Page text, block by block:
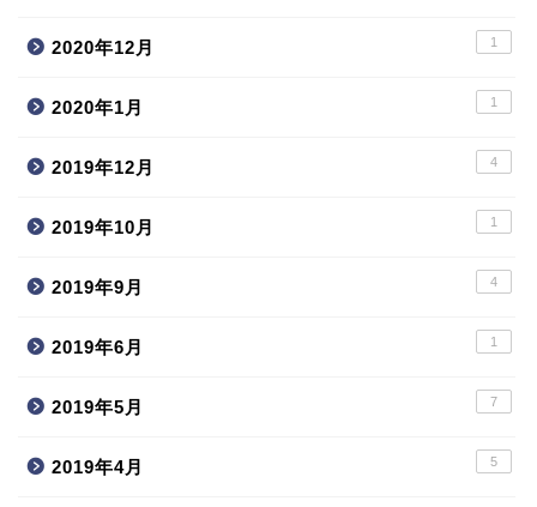
2020年12月 1
2020年1月 1
2019年12月 4
2019年10月 1
2019年9月 4
2019年6月 1
2019年5月 7
2019年4月 5